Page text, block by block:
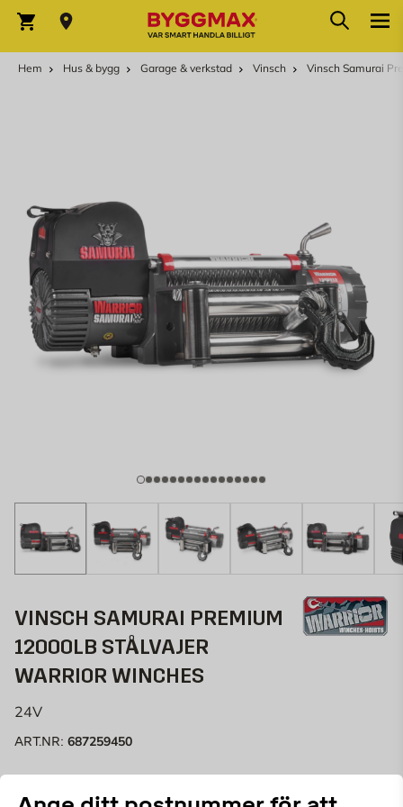
Varukorg Sök
Hem Hus & bygg Garage & verkstad Vinsch Vinsch Samurai
VINSCH SAMURAI PREMIUM
12000LB STÅLVAJER
WARRIOR WINCHES
24V
ART.NR: 687259450